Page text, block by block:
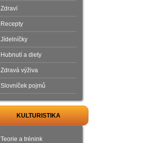
Zdraví
Recepty
Jídelníčky
Hubnutí a diety
Zdravá výživa
Slovníček pojmů
KULTURISTIKA
Teorie a trénink